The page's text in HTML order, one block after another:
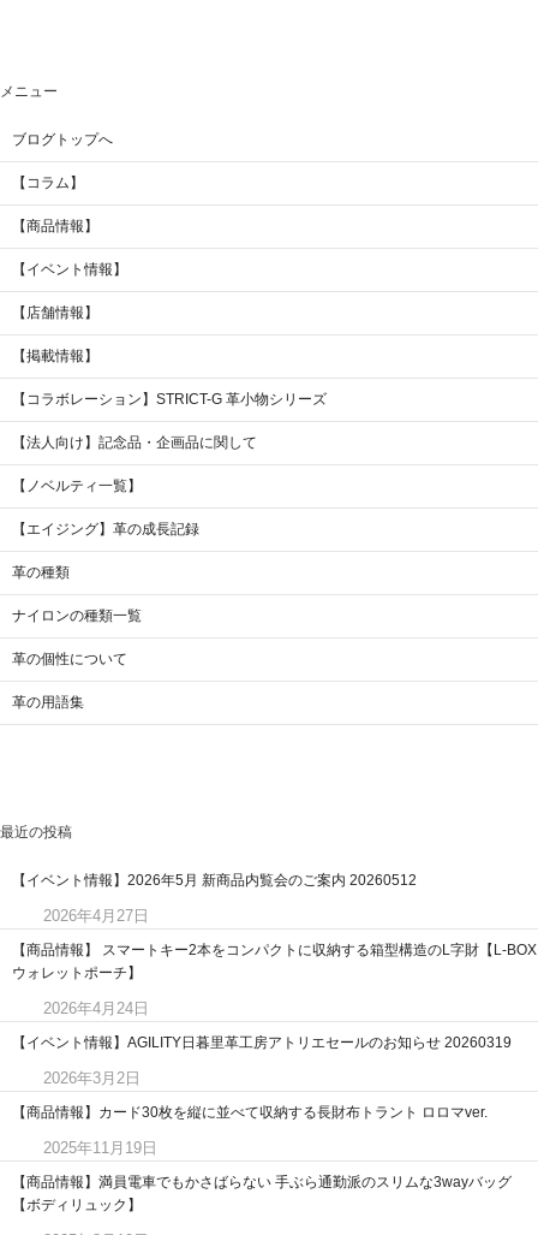
メニュー
ブログトップへ
【コラム】
【商品情報】
【イベント情報】
【店舗情報】
【掲載情報】
【コラボレーション】STRICT-G 革小物シリーズ
【法人向け】記念品・企画品に関して
【ノベルティ一覧】
【エイジング】革の成長記録
革の種類
ナイロンの種類一覧
革の個性について
革の用語集
最近の投稿
【イベント情報】2026年5月 新商品内覧会のご案内 20260512
2026年4月27日
【商品情報】 スマートキー2本をコンパクトに収納する箱型構造のL字財【L-BOX
ウォレットポーチ】
2026年4月24日
【イベント情報】AGILITY日暮里革工房アトリエセールのお知らせ 20260319
2026年3月2日
【商品情報】カード30枚を縦に並べて収納する長財布トラント ロロマver.
2025年11月19日
【商品情報】満員電車でもかさばらない 手ぶら通勤派のスリムな3wayバッグ
【ボディリュック】